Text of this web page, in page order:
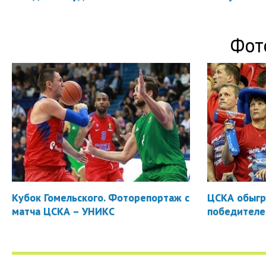
Кубок Гомельского. Фоторепортаж с
матча ЦСКА – УНИКС
ЦСКА